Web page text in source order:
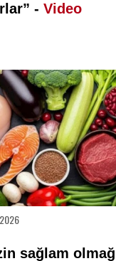
- Video
sağlam